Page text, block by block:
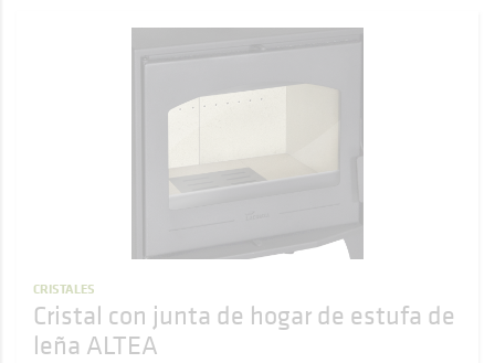
CRISTALES
Cristal con junta de hogar de estufa de
leña ALTEA